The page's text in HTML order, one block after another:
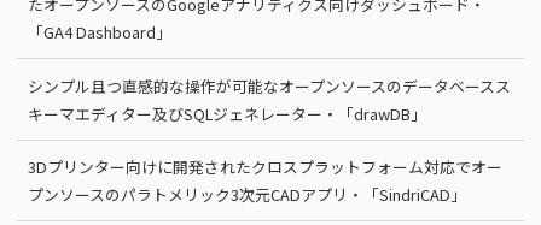
「GA4 Dashboard」
シンプル且つ直感的な操作が可能なオープンソースのデータベースス
キーマエディター及びSQLジェネレーター・「drawDB」
3Dプリンター向けに開発されたクロスプラットフォーム対応でオー
プンソースのパラトメリック3次元CADアプリ・「SindriCAD」